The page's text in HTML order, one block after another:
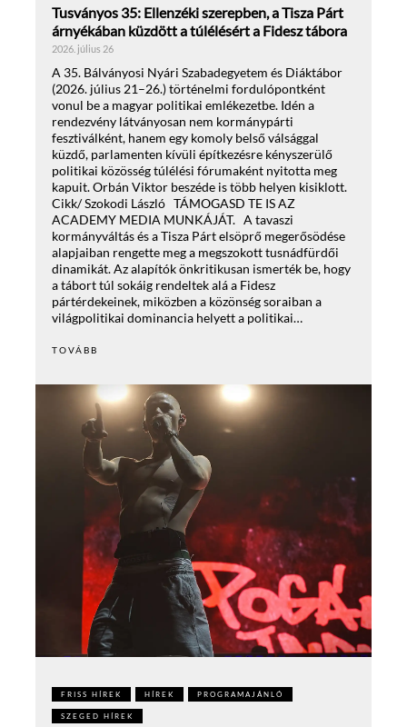
Tusványos 35: Ellenzéki szerepben, a Tisza Párt
árnyékában küzdött a túlélésért a Fidesz tábora
2026. július 26
A 35. Bálványosi Nyári Szabadegyetem és Diáktábor
(2026. július 21–26.) történelmi fordulópontként
vonul be a magyar politikai emlékezetbe. Idén a
rendezvény látványosan nem kormánypárti
fesztiválként, hanem egy komoly belső válsággal
küzdő, parlamenten kívüli építkezésre kényszerülő
politikai közösség túlélési fórumaként nyitotta meg
kapuit. Orbán Viktor beszéde is több helyen kisiklott.
Cikk/ Szokodi László TÁMOGASD TE IS AZ
ACADEMY MEDIA MUNKÁJÁT. A tavaszi
kormányváltás és a Tisza Párt elsöprő megerősödése
alapjaiban rengette meg a megszokott tusnádfürdői
dinamikát. Az alapítók önkritikusan ismerték be, hogy
a tábort túl sokáig rendeltek alá a Fidesz
pártérdekeinek, miközben a közönség soraiban a
világpolitikai dominancia helyett a politikai…
TOVÁBB
FRISS HÍREK HÍREK PROGRAMAJÁNLÓ
SZEGED HÍREK